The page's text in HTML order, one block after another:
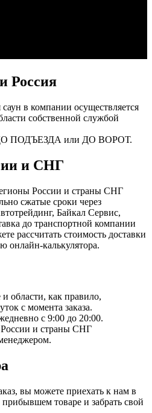
Россия
в компании осуществляется
собственной службой
ДО ПОДЪЕЗДА или ДО ВОРОТ.
и СНГ
России и страны СНГ
сжатые сроки через
Байкал Сервис,
до транспортной компании
рассчитать стоимость доставки
онлайн-калькулятора.
области, как правило,
с момента заказа.
с 9:00 до 20:00.
и страны СНГ
вы можете приехать к нам в
товаре и забрать свой